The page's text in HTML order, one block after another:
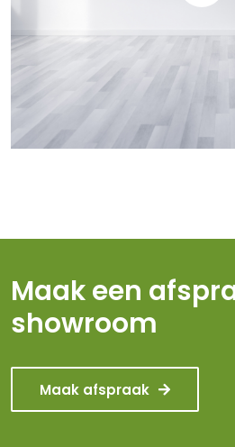
Maak een
showroom
Maak afspraak